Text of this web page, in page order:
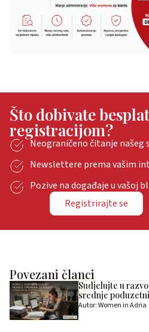
Što dobivate
registracijom?
Neograničeno čitanje našeg
Newslettere prema vašim
Pozive na događaje u vašoj
Registrirajte se
Povezani članci
Sudjelujte u
srednje
Autor: Women in Adria